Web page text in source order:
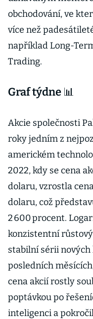
obchodování, ve
více než
například Long-
Trading.
Graf týdne 📊
Akcie společnosti
roky jedním z
americkém
2022, kdy se cena
dolaru, vzrostla
dolaru, což
2 600 procent.
konzistentní
stabilní sérii
posledních
cena akcií rostly
poptávkou po
inteligenci a